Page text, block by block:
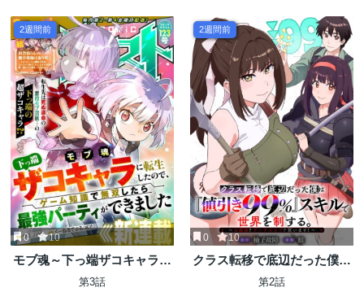
2週間前
0 10
モブ魂～下っ端ザコキャラに
転生したので、ゲーム知識で
第3話
2週間前
0 10
クラス転移で底辺だった僕は
「値引き99%」スキルで世界
第2話